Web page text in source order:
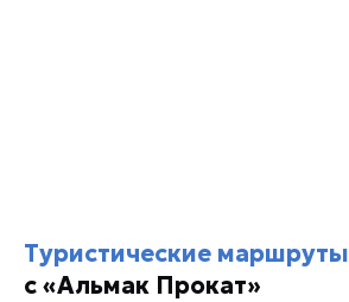
Туристические маршруты
с «Альмак Прокат»